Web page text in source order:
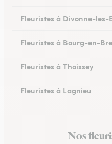
Fleuristes à Divonne-les-
Fleuristes à Bourg-en-
Fleuristes à Thoissey
Fleuristes à Lagnieu
Fleuristes à Oyonnax
Nos